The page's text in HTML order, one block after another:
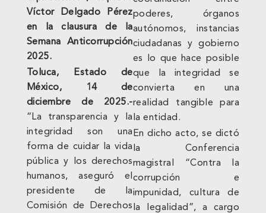
Víctor Delgado Pérez
en la clausura de la
Semana Anticorrupción
2025.
Toluca, Estado de
México, 14 de
diciembre de 2025.-
“La transparencia y la
integridad son una
forma de cuidar la vida
pública y los derechos
humanos, aseguró el
presidente de la
Comisión de Derechos
poderes, órganos
autónomos, instancias
ciudadanas y gobierno
es lo que hace posible
que la integridad se
convierta en una
realidad tangible para
la entidad.
En dicho acto, se dictó
la Conferencia
magistral “Contra la
corrupción e
impunidad, cultura de
la legalidad”, a cargo